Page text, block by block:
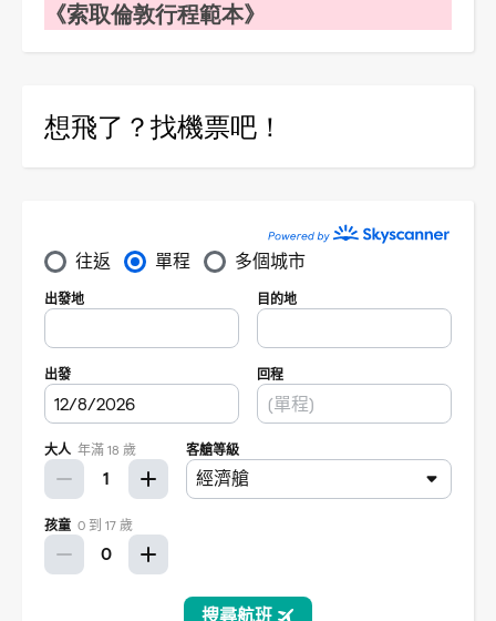
《索取倫敦行程範本》
想飛了？找機票吧！